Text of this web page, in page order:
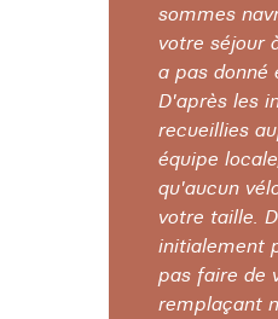
sommes
votre séjour
a pas donné
D'après les
recueillies
équipe
qu'aucun
votre taille.
initialement
pas faire de
remplaçant